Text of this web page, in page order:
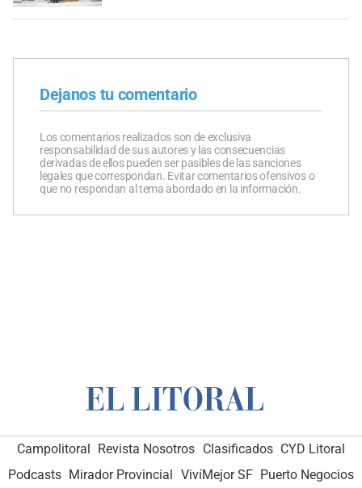
Dejanos tu comentario
Los comentarios realizados son de exclusiva
responsabilidad de sus autores y las consecuencias
derivadas de ellos pueden ser pasibles de las sanciones
legales que correspondan. Evitar comentarios ofensivos o
que no respondan al tema abordado en la información.
Campolitoral Revista Nosotros Clasificados CYD Litoral
Podcasts Mirador Provincial VivíMejor SF Puerto Negocios